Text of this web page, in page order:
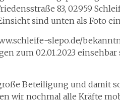
83, 02959
sind unten als Foto
slepo.de/
zum 02.01.2023 einsehbar
Beteiligung und damit
wir nochmal alle Kräfte